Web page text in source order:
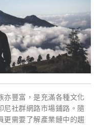
亦豐富，是充滿各種文化
尼社群網路市場鋪路。隨
更需要了解產業鏈中的趨